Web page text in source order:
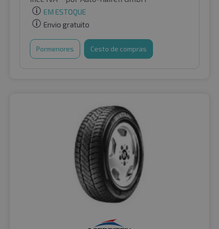
EM ESTOQUE
Envio gratuito
Pormenores Cesto de compras